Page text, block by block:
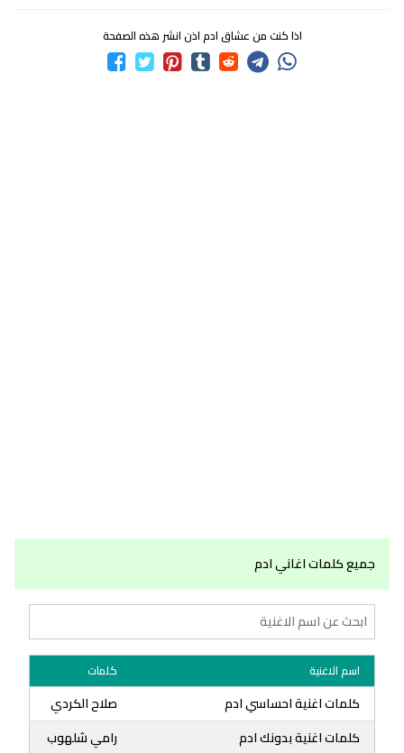
اذا كنت من عشاق ادم اذن انشر هذه الصفحة
جميع كلمات اغاني ادم
اسم الاغنية كلمات
كلمات اغنية احساسي ادم
صلاح الكردي
كلمات اغنية بدونك ادم
رامي شلهوب